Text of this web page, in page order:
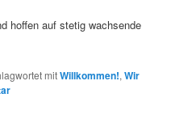
hoffen auf stetig wachsende
mitWillkommen!,Wir